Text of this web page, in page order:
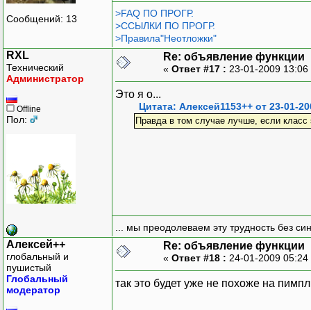
Сообщений: 13
>FAQ ПО ПРОГР.
>ССЫЛКИ ПО ПРОГР.
>Правила"Неотложки"
RXL
Технический
Администратор
Offline
Пол:
Re: объявление функции
« Ответ #17 : 23-01-2009
Это я о...
Цитата: Алексей1153++ от 23-01-
Правда в том случае лучше, если класс
... мы преодолеваем эту трудность без
Алексей++
глобальный и
пушистый
Глобальный
модератор
Re: объявление функции
« Ответ #18 : 24-01-2009
так это будет уже не похоже на пимпл